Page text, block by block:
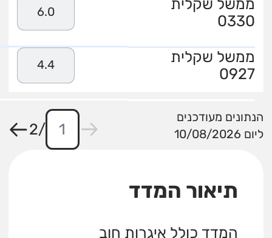
0330
6.0
ממשל שקלית
0927
4.4
הנתונים מעודכנים
ליום 10/08/2026
/
2
תיאור המדד
המדד כולל איגרות חוב